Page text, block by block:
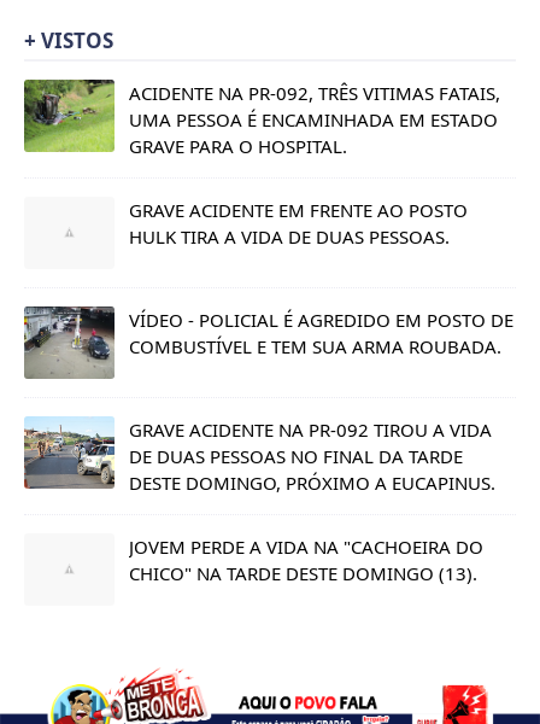
+ VISTOS
ACIDENTE NA PR-092, TRÊS VITIMAS FATAIS,
UMA PESSOA É ENCAMINHADA EM ESTADO
GRAVE PARA O HOSPITAL.
GRAVE ACIDENTE EM FRENTE AO POSTO
HULK TIRA A VIDA DE DUAS PESSOAS.
VÍDEO - POLICIAL É AGREDIDO EM POSTO DE
COMBUSTÍVEL E TEM SUA ARMA ROUBADA.
GRAVE ACIDENTE NA PR-092 TIROU A VIDA
DE DUAS PESSOAS NO FINAL DA TARDE
DESTE DOMINGO, PRÓXIMO A EUCAPINUS.
JOVEM PERDE A VIDA NA "CACHOEIRA DO
CHICO" NA TARDE DESTE DOMINGO (13).